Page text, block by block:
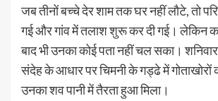
जब तीनों बच्चे देर शाम तक घर नहीं लौटे, तो
गई और गांव में तलाश शुरू कर दी गई। लेकिन
बाद भी उनका कोई पता नहीं चल सका।
संदेह के आधार पर चिमनी के गड्ढे में गोताखोरों
उनका शव पानी में तैरता हुआ मिला।